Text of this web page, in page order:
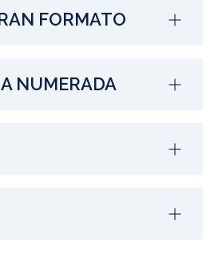
FORMATO
NUMERADA